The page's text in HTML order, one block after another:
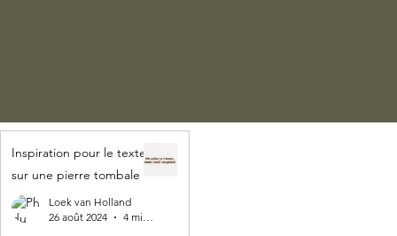
Inspiration pour le texte
sur une pierre tombale
Loek van Holland
26 août 2024
4 min de lecture